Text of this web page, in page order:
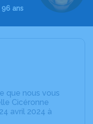
ans
que nous vous
Cicéronne
avril 2024 à